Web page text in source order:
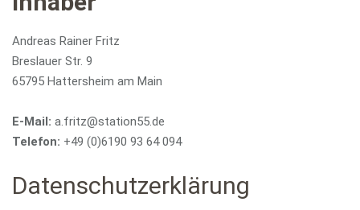
Andreas Rainer Fritz
Breslauer Str. 9
65795 Hattersheim am Main
E-Mail: a.fritz@station55.de
Telefon: +49 (0)6190 93 64 094
Datenschutzerklärung